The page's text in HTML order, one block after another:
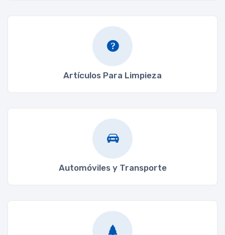
Artículos Para Limpieza
Automóviles y Transporte